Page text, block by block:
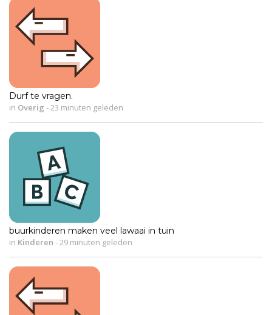
Durf te vragen.
in Overig -23 minuten geleden
buurkinderen maken veel lawaai in tuin
in Kinderen -29 minuten geleden